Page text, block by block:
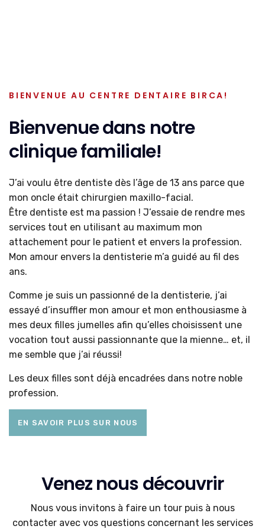
BIENVENUE AU CENTRE DENTAIRE BIRCA!
Bienvenue dans notre
clinique familiale!
J’ai voulu être dentiste dès l’âge de 13 ans parce que
mon oncle était chirurgien maxillo-facial.
Être dentiste est ma passion ! J’essaie de rendre mes
services tout en utilisant au maximum mon
attachement pour le patient et envers la profession.
Mon amour envers la dentisterie m’a guidé au fil des
ans.
Comme je suis un passionné de la dentisterie, j’ai
essayé d’insuffler mon amour et mon enthousiasme à
mes deux filles jumelles afin qu’elles choisissent une
vocation tout aussi passionnante que la mienne… et, il
me semble que j’ai réussi!
Les deux filles sont déjà encadrées dans notre noble
profession.
EN SAVOIR PLUS SUR NOUS
Venez nous découvrir
Nous vous invitons à faire un tour puis à nous
contacter avec vos questions concernant les services